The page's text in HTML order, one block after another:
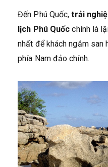
Đến Phú Quốc, trải
lịch Phú Quốc chính là
nhất để khách ngắm san
phía Nam đảo chính.